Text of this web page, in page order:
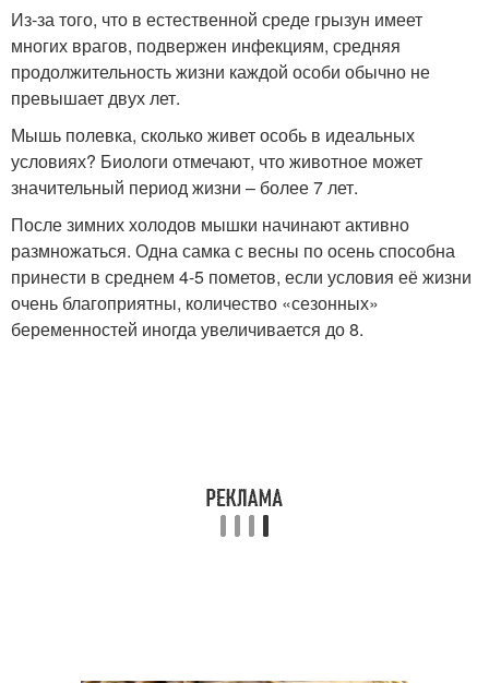
Из-за того, что в естественной среде грызун имеет
многих врагов, подвержен инфекциям, средняя
продолжительность жизни каждой особи обычно не
превышает двух лет.
Мышь полевка, сколько живет особь в идеальных
условиях? Биологи отмечают, что животное может
значительный период жизни – более 7 лет.
После зимних холодов мышки начинают активно
размножаться. Одна самка с весны по осень способна
принести в среднем 4-5 пометов, если условия её жизни
очень благоприятны, количество «сезонных»
беременностей иногда увеличивается до 8.